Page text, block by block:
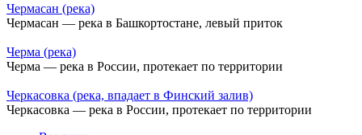
Чермасан (река)
Чермасан — река в Башкортостане, левый приток
Черма (река)
Черма — река в России, протекает по территории
Черкасовка (река, впадает в Финский залив)
Черкасовка — река в России, протекает по территории